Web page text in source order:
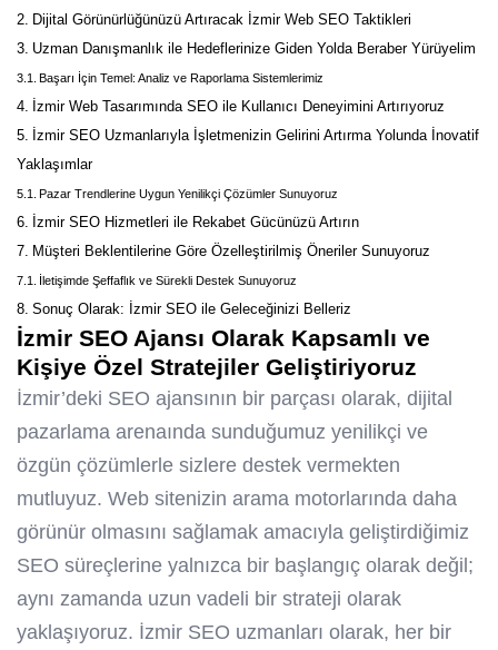
Dijital Görünürlüğünüzü Artıracak İzmir Web SEO Taktikleri
Uzman Danışmanlık ile Hedeflerinize Giden Yolda Beraber Yürüyelim
Başarı İçin Temel: Analiz ve Raporlama Sistemlerimiz
İzmir Web Tasarımında SEO ile Kullanıcı Deneyimini Artırıyoruz
İzmir SEO Uzmanlarıyla İşletmenizin Gelirini Artırma Yolunda İnovatif
Yaklaşımlar
Pazar Trendlerine Uygun Yenilikçi Çözümler Sunuyoruz
İzmir SEO Hizmetleri ile Rekabet Gücünüzü Artırın
Müşteri Beklentilerine Göre Özelleştirilmiş Öneriler Sunuyoruz
İletişimde Şeffaflık ve Sürekli Destek Sunuyoruz
Sonuç Olarak: İzmir SEO ile Geleceğinizi Belleriz
İzmir SEO Ajansı Olarak Kapsamlı ve
Kişiye Özel Stratejiler Geliştiriyoruz
İzmir’deki SEO ajansının bir parçası olarak, dijital
pazarlama arenaında sunduğumuz yenilikçi ve
özgün çözümlerle sizlere destek vermekten
mutluyuz. Web sitenizin arama motorlarında daha
görünür olmasını sağlamak amacıyla geliştirdiğimiz
SEO süreçlerine yalnızca bir başlangıç olarak değil;
aynı zamanda uzun vadeli bir strateji olarak
yaklaşıyoruz. İzmir SEO uzmanları olarak, her bir